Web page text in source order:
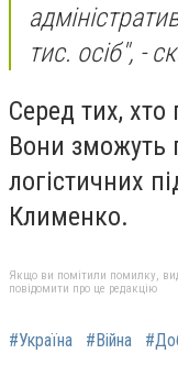
тис. осіб", -
Серед тих,
Вони зможуть
логістичних
Клименко.
Якщо ви помітили помилку,
повідомити про це редакцію
#Україна #Війна